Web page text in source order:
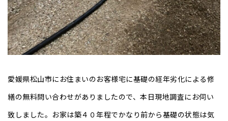
愛媛県松山市にお住まいのお客様宅に基礎の経年劣化による修
繕の無料問い合わせがありましたので、本日現地調査にお伺い
致しました。お家は築４０年程でかなり前から基礎の状態は気